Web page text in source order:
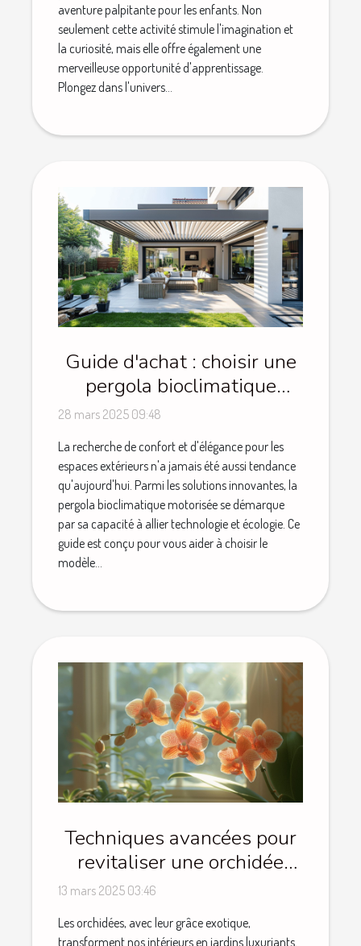
aventure palpitante pour les enfants. Non
seulement cette activité stimule l'imagination et
la curiosité, mais elle offre également une
merveilleuse opportunité d'apprentissage.
Plongez dans l'univers...
Guide d'achat : choisir une
pergola bioclimatique
motorisée et ses avantages
28 mars 2025 09:48
La recherche de confort et d'élégance pour les
espaces extérieurs n'a jamais été aussi tendance
qu'aujourd'hui. Parmi les solutions innovantes, la
pergola bioclimatique motorisée se démarque
par sa capacité à allier technologie et écologie. Ce
guide est conçu pour vous aider à choisir le
modèle...
Techniques avancées pour
revitaliser une orchidée
déclinante
13 mars 2025 03:46
Les orchidées, avec leur grâce exotique,
transforment nos intérieurs en jardins luxuriants.